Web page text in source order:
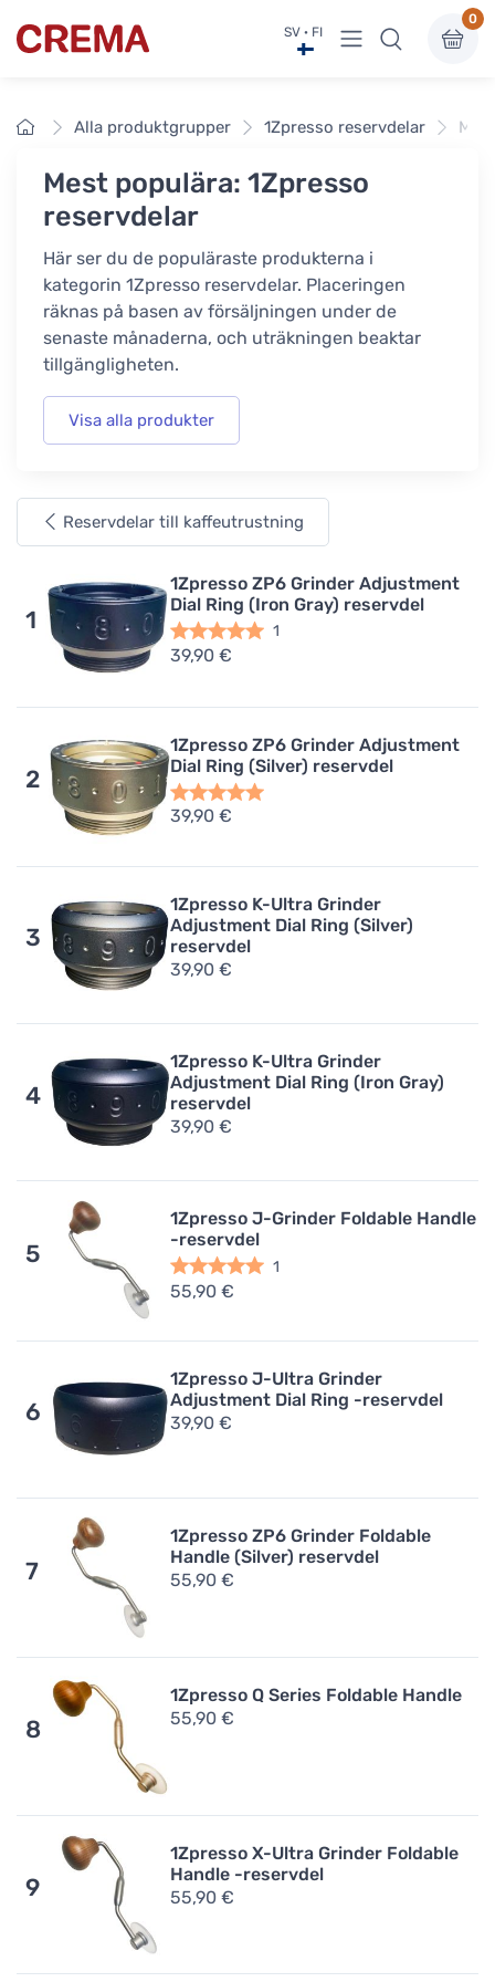
Crema SV · FI Visa undermeny
0
Framsidan
Alla produktgrupper 1Zpresso reservdelar
Mest populära: 1Zpresso
reservdelar
Här ser du de populäraste produkterna i
kategorin 1Zpresso reservdelar. Placeringen
räknas på basen av försäljningen under de
senaste månaderna, och uträkningen beaktar
tillgängligheten.
Visa alla produkter
Reservdelar till kaffeutrustning
1
1Zpresso ZP6 Grinder Adjustment
Dial Ring (Iron Gray) reservdel
1
39,90 €
2
1Zpresso ZP6 Grinder Adjustment
Dial Ring (Silver) reservdel
39,90 €
3
1Zpresso K-Ultra Grinder
Adjustment Dial Ring (Silver)
reservdel
39,90 €
4
1Zpresso K-Ultra Grinder
Adjustment Dial Ring (Iron Gray)
reservdel
39,90 €
5
1Zpresso J-Grinder Foldable Handle
-reservdel
1
55,90 €
6
1Zpresso J-Ultra Grinder
Adjustment Dial Ring -reservdel
39,90 €
7
1Zpresso ZP6 Grinder Foldable
Handle (Silver) reservdel
55,90 €
8
1Zpresso Q Series Foldable Handle
55,90 €
9
1Zpresso X-Ultra Grinder Foldable
Handle -reservdel
55,90 €